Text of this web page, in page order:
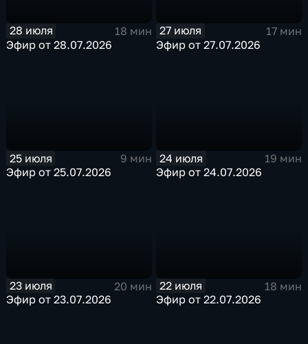
28 июля
18 мин
Эфир от 28.07.2026
27 июля
17 мин
Эфир от 27.07.2026
25 июля
9 мин
Эфир от 25.07.2026
24 июля
19 мин
Эфир от 24.07.2026
23 июля
20 мин
Эфир от 23.07.2026
22 июля
18 мин
Эфир от 22.07.2026